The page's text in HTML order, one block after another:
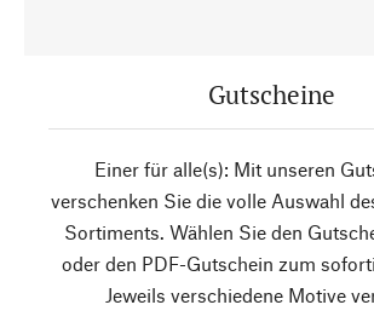
Gutscheine
Einer für alle(s): Mit unseren
verschenken Sie die volle Auswahl
Sortiments. Wählen Sie den
oder den PDF-Gutschein zum
Jeweils verschiedene Motive